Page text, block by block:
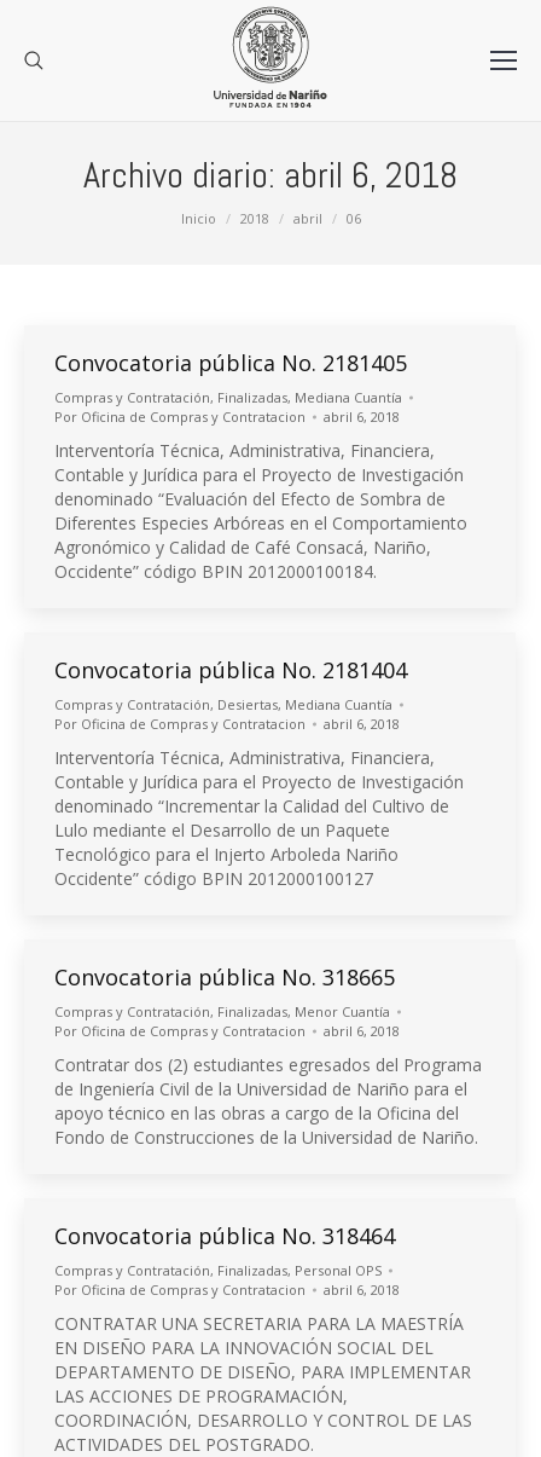
Archivo diario: abril 6, 2018
Inicio 2018 abril 06
Convocatoria pública No. 2181405
Compras y Contratación, Finalizadas, Mediana Cuantía
Por Oficina de Compras y Contratacion abril 6, 2018
Interventoría Técnica, Administrativa, Financiera,
Contable y Jurídica para el Proyecto de Investigación
denominado “Evaluación del Efecto de Sombra de
Diferentes Especies Arbóreas en el Comportamiento
Agronómico y Calidad de Café Consacá, Nariño,
Occidente” código BPIN 2012000100184.
Convocatoria pública No. 2181404
Compras y Contratación, Desiertas, Mediana Cuantía
Por Oficina de Compras y Contratacion abril 6, 2018
Interventoría Técnica, Administrativa, Financiera,
Contable y Jurídica para el Proyecto de Investigación
denominado “Incrementar la Calidad del Cultivo de
Lulo mediante el Desarrollo de un Paquete
Tecnológico para el Injerto Arboleda Nariño
Occidente” código BPIN 2012000100127
Convocatoria pública No. 318665
Compras y Contratación, Finalizadas, Menor Cuantía
Por Oficina de Compras y Contratacion abril 6, 2018
Contratar dos (2) estudiantes egresados del Programa
de Ingeniería Civil de la Universidad de Nariño para el
apoyo técnico en las obras a cargo de la Oficina del
Fondo de Construcciones de la Universidad de Nariño.
Convocatoria pública No. 318464
Compras y Contratación, Finalizadas, Personal OPS
Por Oficina de Compras y Contratacion abril 6, 2018
CONTRATAR UNA SECRETARIA PARA LA MAESTRÍA
EN DISEÑO PARA LA INNOVACIÓN SOCIAL DEL
DEPARTAMENTO DE DISEÑO, PARA IMPLEMENTAR
LAS ACCIONES DE PROGRAMACIÓN,
COORDINACIÓN, DESARROLLO Y CONTROL DE LAS
ACTIVIDADES DEL POSTGRADO.